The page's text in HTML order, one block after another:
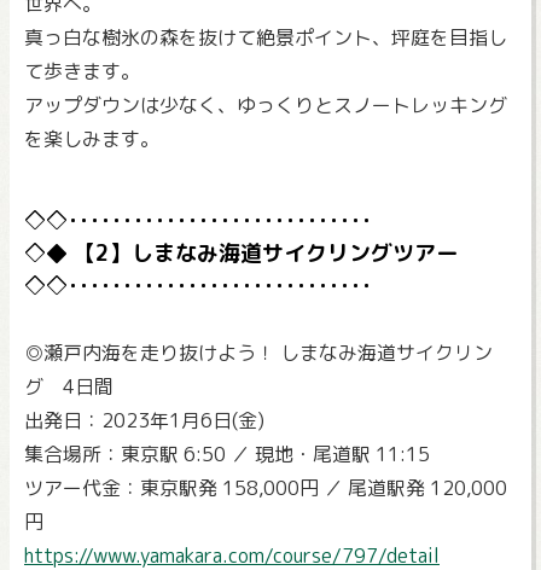
真っ白な樹氷の森を抜けて絶景ポイント、坪庭を目指し
て歩きます。
アップダウンは少なく、ゆっくりとスノートレッキング
を楽しみます。
【2】しまなみ海道サイクリングツアー
◎瀬戸内海を走り抜けよう！ しまなみ海道サイクリン
グ 4日間
出発日：2023年1月6日(金)
集合場所：東京駅 6:50 ／ 現地・尾道駅 11:15
ツアー代金：東京駅発 158,000円 ／ 尾道駅発 120,000
円
https://www.yamakara.com/course/797/detail